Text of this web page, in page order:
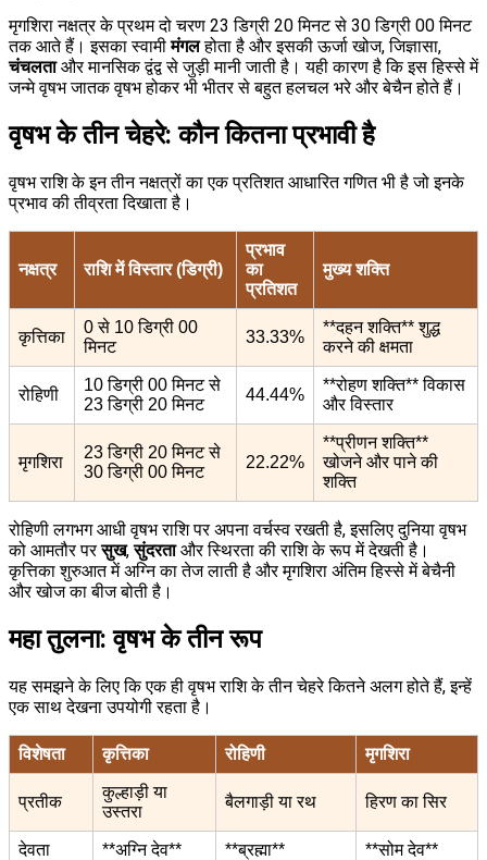
मृगशिरा नक्षत्र के प्रथम दो चरण 23 डिग्री 20 मिनट से 30 डिग्री 00 मिनट
तक आते हैं। इसका स्वामीमंगलहोता है और इसकी ऊर्जा खोज, जिज्ञासा,
चंचलताऔर मानसिक द्वंद्व से जुड़ी मानी जाती है। यही कारण है कि इस हिस्से में
जन्मे वृषभ जातक वृषभ होकर भी भीतर से बहुत हलचल भरे और बेचैन होते हैं।
वृषभ के तीन चेहरे: कौन कितना प्रभावी है
वृषभ राशि के इन तीन नक्षत्रों का एक प्रतिशत आधारित गणित भी है जो इनके
प्रभाव की तीव्रता दिखाता है।
नक्षत्र राशि में विस्तार (डिग्री)
प्रभाव
का
प्रतिशत
मुख्य शक्ति
कृत्तिका
0 से 10 डिग्री 00
मिनट
33.33%
**दहन शक्ति** शुद्ध
करने की क्षमता
रोहिणी
10 डिग्री 00 मिनट से
23 डिग्री 20 मिनट
44.44%
**रोहण शक्ति** विकास
और विस्तार
मृगशिरा
23 डिग्री 20 मिनट से
30 डिग्री 00 मिनट
22.22%
**प्रीणन शक्ति**
खोजने और पाने की
शक्ति
रोहिणी लगभग आधी वृषभ राशि पर अपना वर्चस्व रखती है, इसलिए दुनिया वृषभ
को आमतौर परसुख,सुंदरताऔर स्थिरता की राशि के रूप में देखती है।
कृत्तिका शुरुआत में अग्नि का तेज लाती है और मृगशिरा अंतिम हिस्से में बेचैनी
और खोज का बीज बोती है।
महा तुलना: वृषभ के तीन रूप
यह समझने के लिए कि एक ही वृषभ राशि के तीन चेहरे कितने अलग होते हैं, इन्हें
एक साथ देखना उपयोगी रहता है।
विशेषता कृत्तिका रोहिणी मृगशिरा
प्रतीक
कुल्हाड़ी या
उस्तरा
बैलगाड़ी या रथ हिरण का सिर
देवता **अग्नि देव** **ब्रह्मा** **सोम देव**